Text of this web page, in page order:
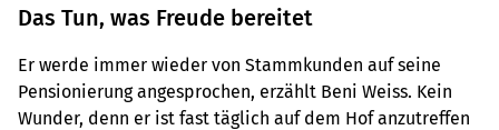
Das Tun, was Freude bereitet
Er werde immer wieder von Stammkunden auf seine
Pensionierung angesprochen, erzählt Beni Weiss. Kein
Wunder, denn er ist fast täglich auf dem Hof anzutreffen